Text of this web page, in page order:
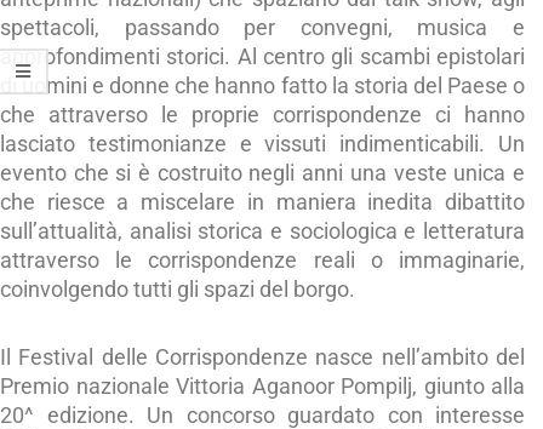
spettacoli, passando per convegni, musica e
approfondimenti storici. Al centro gli scambi epistolari
di uomini e donne che hanno fatto la storia del Paese o
che attraverso le proprie corrispondenze ci hanno
lasciato testimonianze e vissuti indimenticabili. Un
evento che si è costruito negli anni una veste unica e
che riesce a miscelare in maniera inedita dibattito
sull’attualità, analisi storica e sociologica e letteratura
attraverso le corrispondenze reali o immaginarie,
coinvolgendo tutti gli spazi del borgo.
Il Festival delle Corrispondenze nasce nell’ambito del
Premio nazionale Vittoria Aganoor Pompilj, giunto alla
20^ edizione. Un concorso guardato con interesse